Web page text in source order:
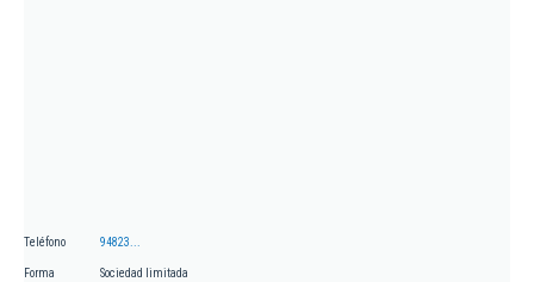
Teléfono 94823...
Forma
Sociedad limitada